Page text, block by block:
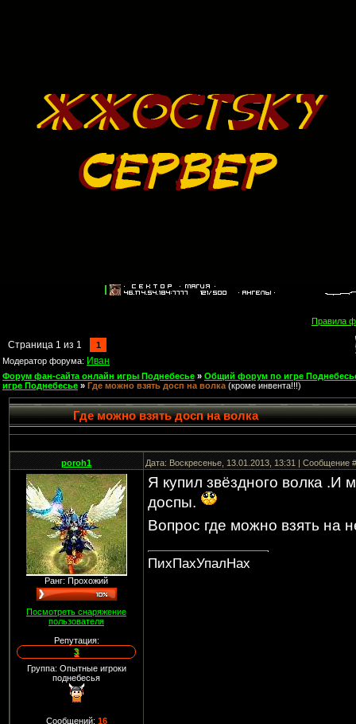
Правила
Страница 1 из 1
1
Модератор форума: Иван
Форум фан-сайта онлайн игры Поднебесье » Общий форум по игре
игре Поднебесье » Где можно взять досп на волка (кроме инвента!!!)
Где можно взять досп на волка
poroh1 Дата: Воскресенье, 13.01.2013, 13:31 | Сообщение
Ранг: Прохожий
Посмотреть снаряжение
пользователя
Репутация:
3
Группа: Опытные игроки
поднебесья
Сообщений: 16
Я купил звёздного волка .И
доспы.
Вопрос где можно взять на
ПихПахУпалНах